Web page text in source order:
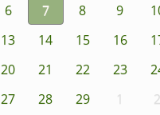
6 7 8 9
13 14 15 16
20 21 22 23
27 28 29 1 2